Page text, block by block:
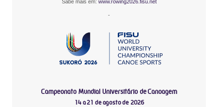
Sabe mais em: www.rowing2026.fisu.net
-
Campeonato Mundial Universitário de Canoagem
14 a 21 de agosto de 2026